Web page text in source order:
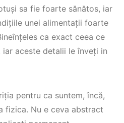
sa fie foarte sănătos, iar
unei alimentații foarte
ca exact ceea ce
aceste detalii le înveți in
pentru ca suntem, încă,
fizica. Nu e ceva abstract